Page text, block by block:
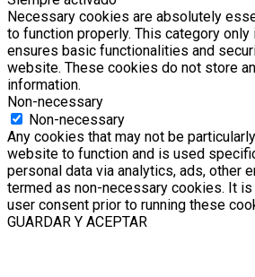
Necessary cookies are absolutely
to function properly. This category
ensures basic functionalities and
website. These cookies do not store
information.
Non-necessary
Non-necessary
Any cookies that may not be
website to function and is used
personal data via analytics, ads, other
termed as non-necessary cookies. It
user consent prior to running these
GUARDAR Y ACEPTAR